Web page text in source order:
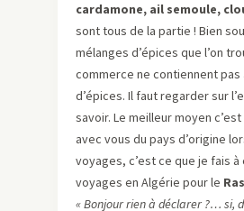
cardamone, ail semoule,
sont tous de la partie ! Bien
mélanges d’épices que l’on
commerce ne contiennent pas
d’épices. Il faut regarder sur
savoir. Le meilleur moyen
avec vous du pays d’origine
voyages, c’est ce que je fais à
voyages en Algérie pour le
« Bonjour rien à déclarer ?… si,